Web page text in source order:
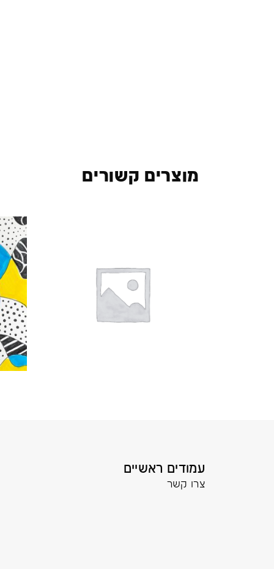
מוצרים קשורים
עמודים ראשיים
צרו קשר